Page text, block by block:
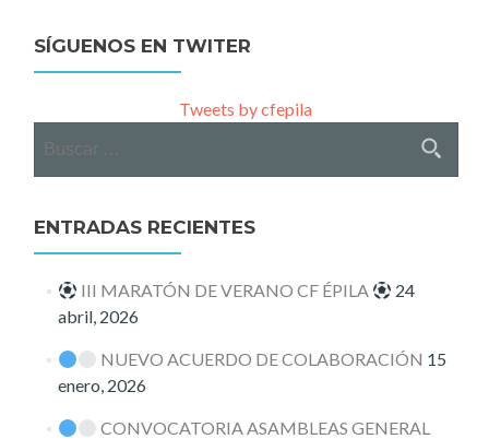
SÍGUENOS EN TWITER
Tweets by cfepila
ENTRADAS RECIENTES
III MARATÓN DE VERANO CF ÉPILA
24
abril, 2026
NUEVO ACUERDO DE COLABORACIÓN 15
enero, 2026
CONVOCATORIA ASAMBLEAS GENERAL